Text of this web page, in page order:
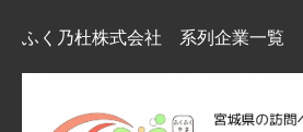
ふく乃杜株式会社 系列企業一覧